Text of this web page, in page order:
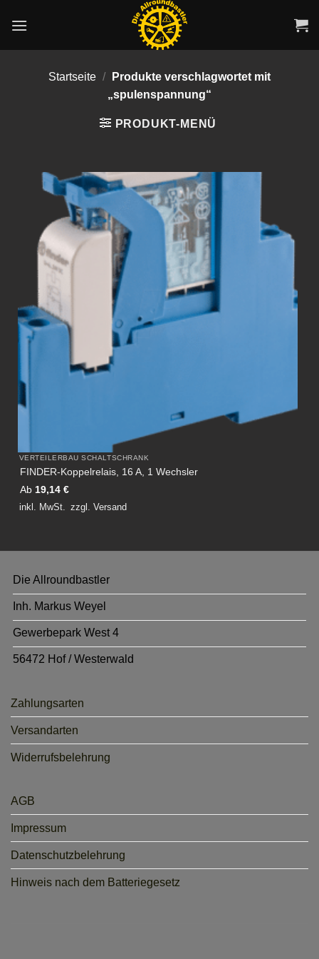
Inhalt
Startseite /
Produkte verschlagwortet mit
„spulenspannung“
PRODUKT-MENÜ
VERTEILERBAU SCHALTSCHRANK
FINDER-Koppelrelais, 16 A, 1 Wechsler
Ab 19,14 €
inkl. MwSt. zzgl. Versand
Die Allroundbastler
Inh. Markus Weyel
Gewerbepark West 4
56472 Hof / Westerwald
Zahlungsarten
Versandarten
Widerrufsbelehrung
AGB
Impressum
Datenschutzbelehrung
Hinweis nach dem Batteriegesetz